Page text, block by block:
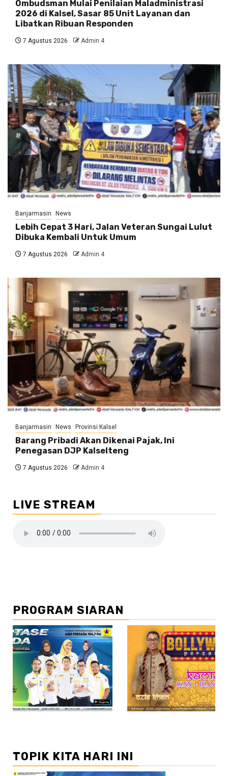
Ombudsman Mulai Penilaian Maladministrasi
2026 di Kalsel, Sasar 85 Unit Layanan dan
Libatkan Ribuan Responden
7 Agustus 2026 Admin 4
Banjarmasin News
Lebih Cepat 3 Hari, Jalan Veteran Sungai Lulut
Dibuka Kembali Untuk Umum
7 Agustus 2026 Admin 4
Banjarmasin News Provinsi Kalsel
Barang Pribadi Akan Dikenai Pajak, Ini
Penegasan DJP Kalselteng
7 Agustus 2026 Admin 4
LIVE STREAM
PROGRAM SIARAN
//2
TOPIK KITA HARI INI